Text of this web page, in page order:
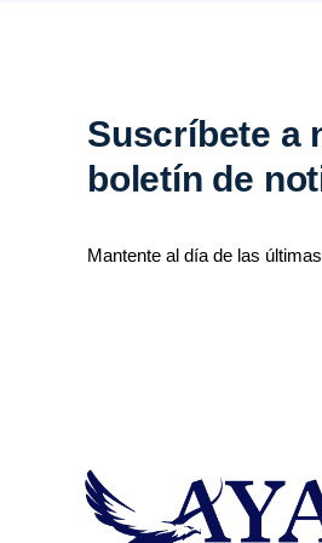
Suscríbete a
boletín de
Mantente al día de las